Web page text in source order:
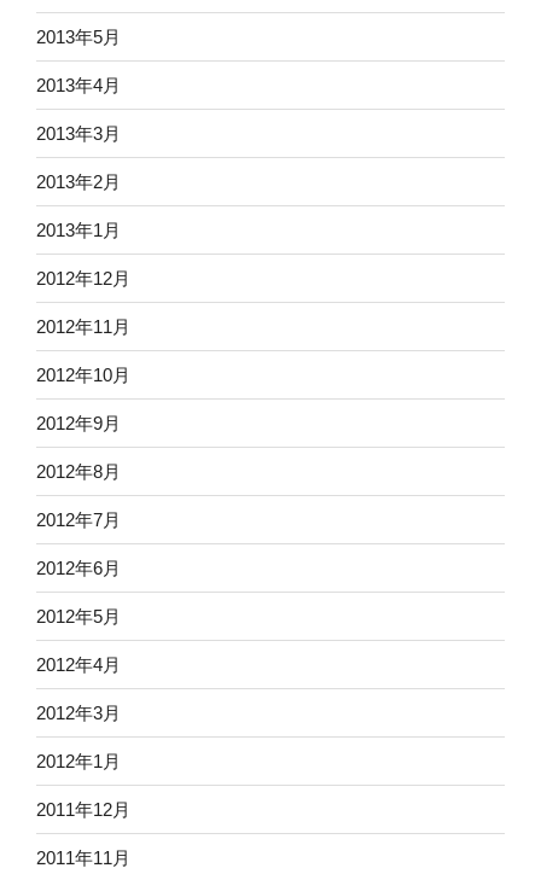
2013年5月
2013年4月
2013年3月
2013年2月
2013年1月
2012年12月
2012年11月
2012年10月
2012年9月
2012年8月
2012年7月
2012年6月
2012年5月
2012年4月
2012年3月
2012年1月
2011年12月
2011年11月